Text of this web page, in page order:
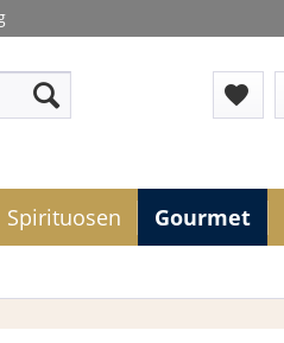
favorite
Spirituosen Gourmet